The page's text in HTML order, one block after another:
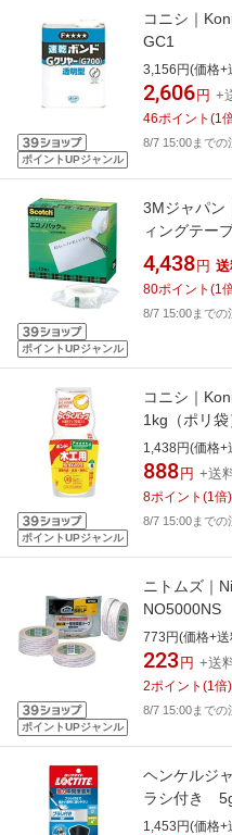
ポイントUPジャンル
コニシ｜
GC1
3,156円(価格+
2,606 円 +
46ポイント (1
8/7 15:00までの
ポイントUPジャンル
3Mジャパ
ィングテー
巻入 巻芯
4,438 円
80ポイント (1
8/7 15:00までの
ポイントUPジャンル
コニシ｜
1kg（ポリ
1,438円(価格+
888 円 +送
8ポイント (1倍)
8/7 15:00までの
ポイントUPジャンル
ニトムズ｜
773円(価格+
223 円 +送
2ポイント (1倍)
8/7 15:00までの
ヘンケルジ
ラシ付き
1,453円(価格+